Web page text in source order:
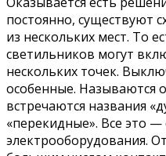
постоянно, существуют
из нескольких мест. То
светильников могут
нескольких точек.
особенные. Называются
встречаются названия
«перекидные». Все это
электрооборудования.